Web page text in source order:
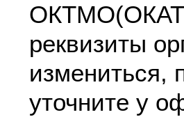
реквизиты
измениться,
уточните у